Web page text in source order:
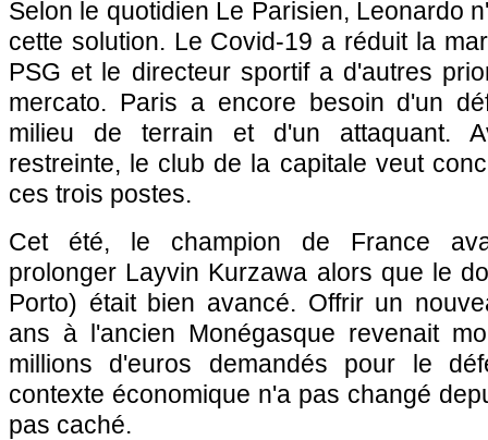
Selon le quotidien Le Parisien, Leonardo
cette solution. Le Covid-19 a réduit la
PSG et le directeur sportif a d'autres
mercato. Paris a encore besoin d'un
milieu de terrain et d'un attaquant.
restreinte, le club de la capitale veut
ces trois postes.
Cet été, le champion de France
prolonger Layvin Kurzawa alors que le
Porto) était bien avancé. Offrir un
ans à l'ancien Monégasque revenait
millions d'euros demandés pour le
contexte économique n'a pas changé
pas caché.